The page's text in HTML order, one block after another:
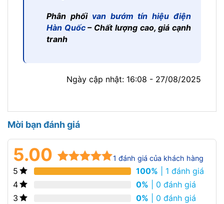
Phân phối van bướm tín hiệu điện
Hàn Quốc– Chất lượng cao, giá cạnh
tranh
Ngày cập nhật: 16:08 - 27/08/2025
Mời bạn đánh giá
5.00 1 đánh giá của khách hàng
5 100% | 1 đánh giá
4
0% | 0 đánh giá
3
0% | 0 đánh giá